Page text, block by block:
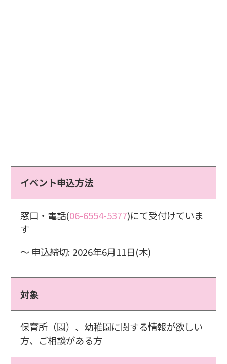
イベント申込方法
窓口・電話(06-6554-5377)にて受付けていま
す
〜 申込締切: 2026年6月11日(木)
対象
保育所（園）、幼稚園に関する情報が欲しい
方、ご相談がある方